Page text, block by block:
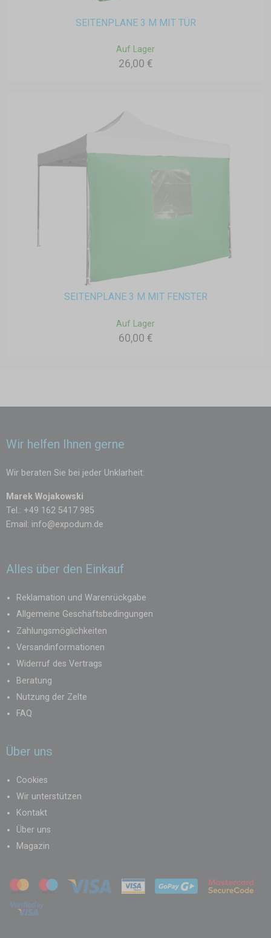
SEITENPLANE 3 M MIT TÜR
Auf Lager
26,00 €
SEITENPLANE 3 M MIT FENSTER
Auf Lager
60,00 €
Wir helfen Ihnen gerne
Wir beraten Sie bei jeder Unklarheit:
Marek Wojakowski
Tel.: +49 162 5417 985
Email: info@expodum.de
Alles über den Einkauf
Reklamation und Warenrückgabe
Allgemeine Geschäftsbedingungen
Zahlungsmöglichkeiten
Versandinformationen
Widerruf des Vertrags
Beratung
Nutzung der Zelte
FAQ
Über uns
Cookies
Wir unterstützen
Kontakt
Über uns
Magazin